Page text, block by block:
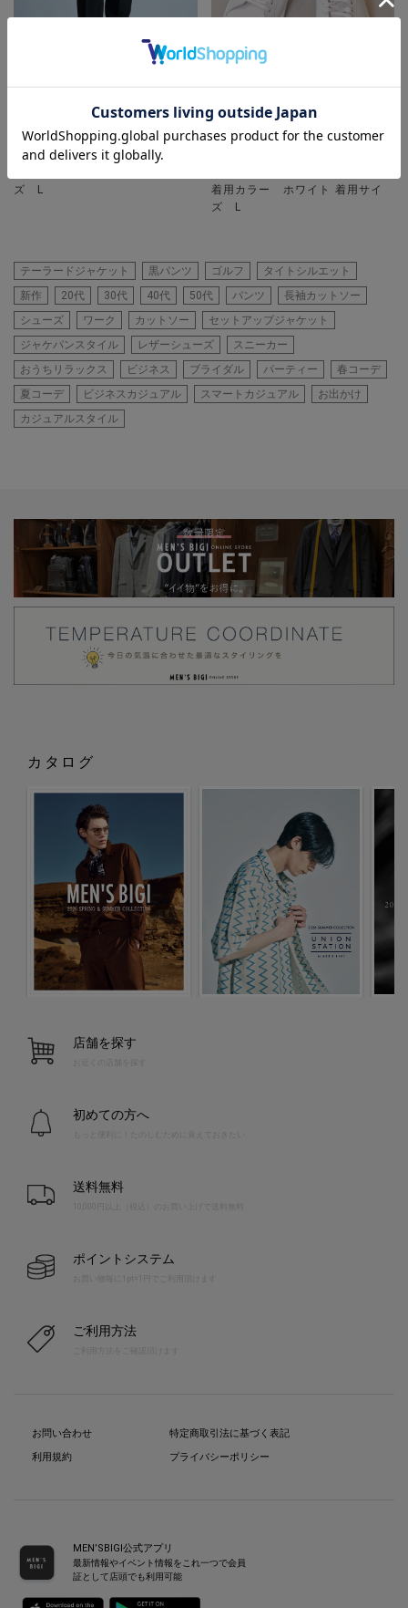
UNION STATION
【洗える/ストレッチ】テックチ
リメンスリムイージースラックス
ズ L
UNION STATION
【COLE HAAN / コールハーン】
着用カラー ホワイト 着用サイ
ズ L
テーラードジャケット 黒パンツ ゴルフ
タイトシルエット
新作
20代 30代 40代 50代 パンツ
長袖カットソー
シューズ
ワーク カットソー
セットアップジャケット
ジャケパンスタイル
レザーシューズ
スニーカー
おうちリラックス
ビジネス ブライダル パーティー
春コーデ
夏コーデ
ビジネスカジュアル スマートカジュアル
お出かけ
カジュアルスタイル
カタログ
店舗を探す
お近くの店舗を探す
初めての方へ
送料無料
10,000円以上（税込）のお買い上げで送料無料
ポイントシステム
お買い物毎に1pt=1円でご利用頂けます
ご利用方法
お問い合わせ
利用規約
特定商取引法に基づく表記
プライバシーポリシー
MEN’SBIGI公式アプリ
最新情報やイベント情報をこれ一つで会員
証として店頭でも利用可能